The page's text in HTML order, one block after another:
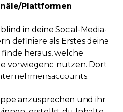
Plattformen
in deine Social-Media-
definiere als Erstes deine
heraus, welche
vorwiegend nutzen. Dort
anzusprechen und ihr